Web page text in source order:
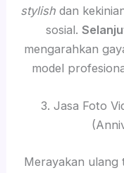
stylish dan
sosial.
mengarahkan
model
3. Jasa Foto
Merayakan